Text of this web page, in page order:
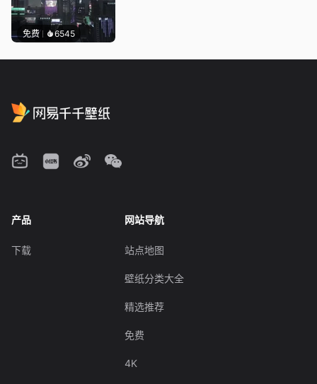
免费 6545
产品
下载
网站导航
站点地图
壁纸分类大全
精选推荐
免费
4K